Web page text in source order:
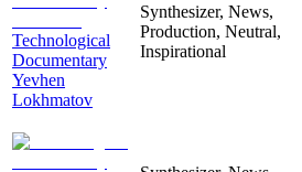
Technological
Documentary
Yevhen
Lokhmatov
Synthesizer, News,
Production, Neutral,
Inspirational